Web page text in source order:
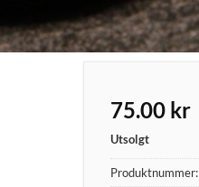
75.00 kr
Utsolgt
Produktnummer: